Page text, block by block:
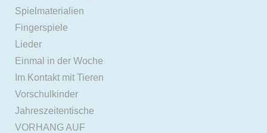
Spielmaterialien
Fingerspiele
Lieder
Einmal in der Woche
Im Kontakt mit Tieren
Vorschulkinder
Jahreszeitentische
VORHANG AUF